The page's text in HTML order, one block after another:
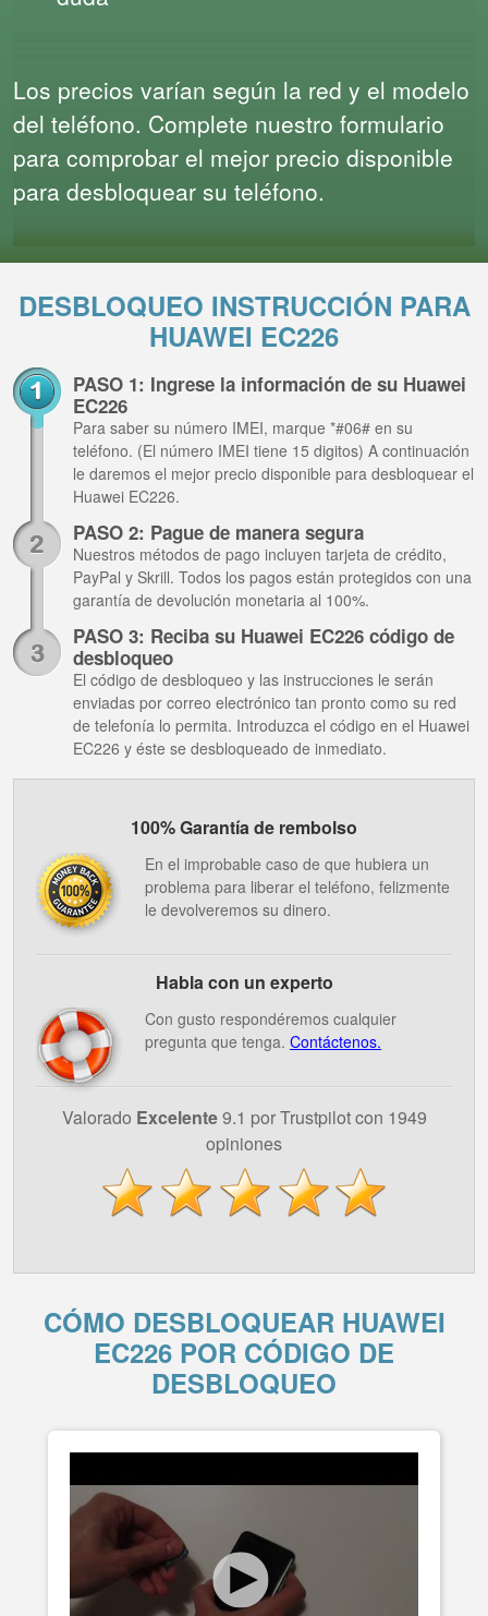
Los precios varían según la red y el modelo
del teléfono. Complete nuestro formulario
para comprobar el mejor precio disponible
para desbloquear su teléfono.
DESBLOQUEO INSTRUCCIÓN PARA
HUAWEI EC226
PASO 1: Ingrese la información de su Huawei
EC226
Para saber su número IMEI, marque *#06# en su
teléfono. (El número IMEI tiene 15 digitos) A continuación
le daremos el mejor precio disponible para desbloquear el
Huawei EC226.
PASO 2: Pague de manera segura
Nuestros métodos de pago incluyen tarjeta de crédito,
PayPal y Skrill. Todos los pagos están protegidos con una
garantía de devolución monetaria al 100%.
PASO 3: Reciba su Huawei EC226 código de
desbloqueo
El código de desbloqueo y las instrucciones le serán
enviadas por correo electrónico tan pronto como su red
de telefonía lo permita. Introduzca el código en el Huawei
EC226 y éste se desbloqueado de inmediato.
100% Garantía de rembolso
En el improbable caso de que hubiera un
problema para liberar el teléfono, felizmente
le devolveremos su dinero.
Habla con un experto
Con gusto respondéremos cualquier
pregunta que tenga. Contáctenos.
Valorado Excelente9.1 por Trustpilot con 1949
opiniones
CÓMO DESBLOQUEAR HUAWEI
EC226 POR CÓDIGO DE
DESBLOQUEO